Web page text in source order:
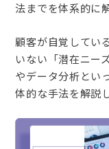
法までを体系的に
顧客が自覚してい
いない「潜在ニー
やデータ分析とい
体的な手法を解説